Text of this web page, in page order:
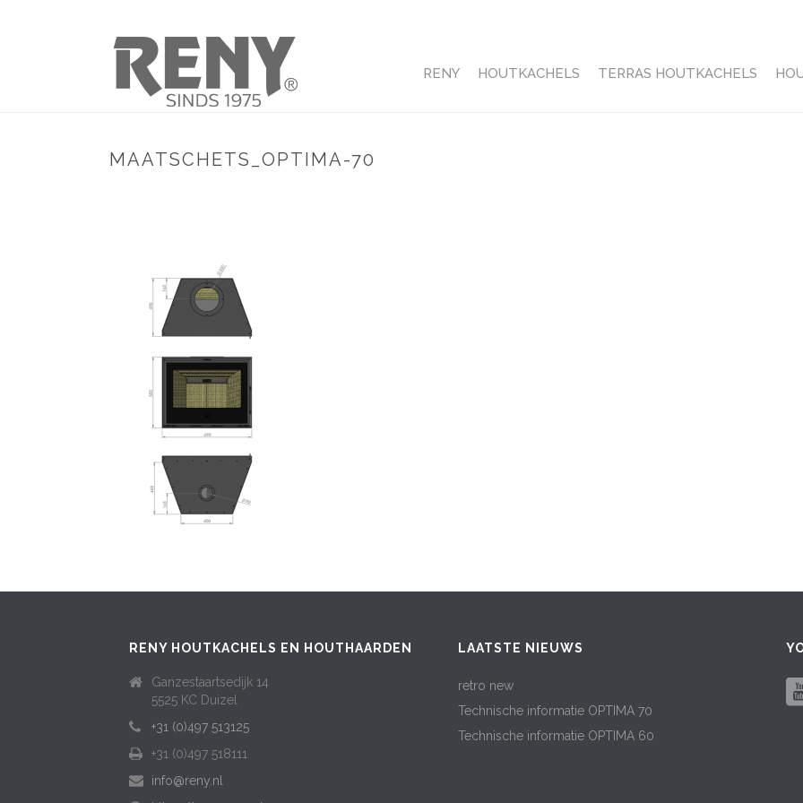
RENY HOUTKACHELS TERRAS HOUTKACHELS
MAATSCHETS_OPTIMA-70
RENY HOUTKACHELS EN HOUTHAARDEN
Ganzestaartsedijk 14
5525 KC Duizel
+31 (0)497 513125
+31 (0)497 518111
info@reny.nl
LAATSTE NIEUWS
retro new
Technische informatie OPTIMA 70
Technische informatie OPTIMA 60